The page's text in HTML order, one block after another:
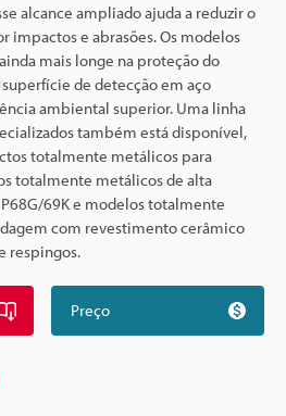
alcance ampliado ajuda a reduzir o
impactos e abrasões. Os modelos
mais longe na proteção do
de detecção em aço
ambiental superior. Uma linha
também está disponível,
totalmente metálicos para
totalmente metálicos de alta
69K e modelos totalmente
com revestimento cerâmico
respingos.
Preço